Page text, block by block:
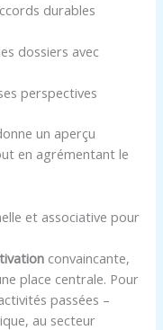
durables
dossiers avec
perspectives
un aperçu
en agrémentant le
et associative pour
convaincante,
place centrale. Pour
passées –
au secteur